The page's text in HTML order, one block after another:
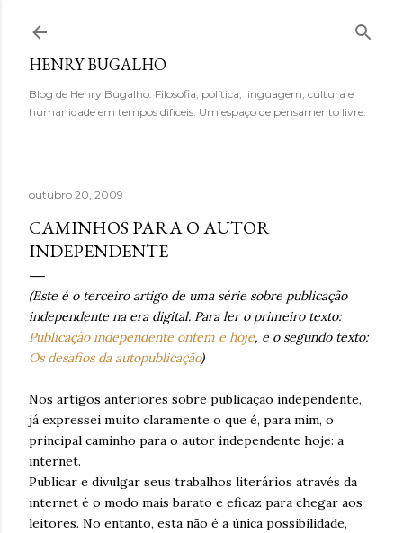
HENRY BUGALHO
Blog de Henry Bugalho. Filosofia, política, linguagem, cultura e
humanidade em tempos difíceis. Um espaço de pensamento livre.
outubro 20, 2009
CAMINHOS PARA O AUTOR
INDEPENDENTE
(Este é o terceiro artigo de uma série sobre publicação
independente na era digital. Para ler o primeiro texto:
Publicação independente ontem e hoje, e o segundo texto:
Os desafios da autopublicação)
Nos artigos anteriores sobre publicação independente,
já expressei muito claramente o que é, para mim, o
principal caminho para o autor independente hoje: a
internet.
Publicar e divulgar seus trabalhos literários através da
internet é o modo mais barato e eficaz para chegar aos
leitores. No entanto, esta não é a única possibilidade,